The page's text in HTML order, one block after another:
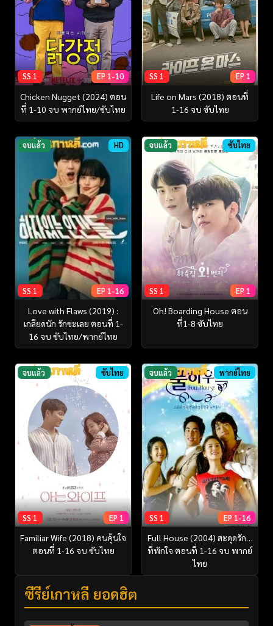
SS 1 EP 1-10
Chicken Nugget (2024) ตอน
ที่ 1-10 จบ พากย์ไทย/ซับไทย
SS 1 EP 1
Life on Mars (2018) ตอนที่
1-16 จบ ซับไทย
จบแล้ว HD
SS 1 EP 1-16
Love with Flaws (2019) :
เกลียดนัก รักซะเลย ตอนที่ 1-
16 จบ ซับไทย/พากย์ไทย
จบแล้ว ซับไทย
SS 1 EP 1
Oh! Boarding House ตอน
ที่1-8 ซับไทย
จบแล้ว ซับไทย
SS 1 EP 1
Familiar Wife (2018) คนคุ้นใจ
ตอนที่ 1-16 จบ ซับไทย
จบแล้ว พากย์ไทย
SS 1 EP 1-16
Full House (2004) สะดุดรัก…
ที่พักใจ ตอนที่ 1-16 จบ พากย์
ไทย
ซีรี่ย์เกาหลี ยอดฮิต